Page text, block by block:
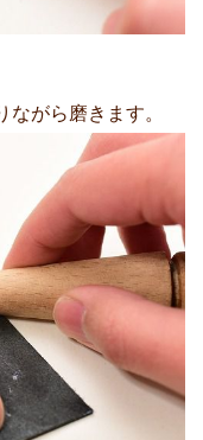
がら磨きます。